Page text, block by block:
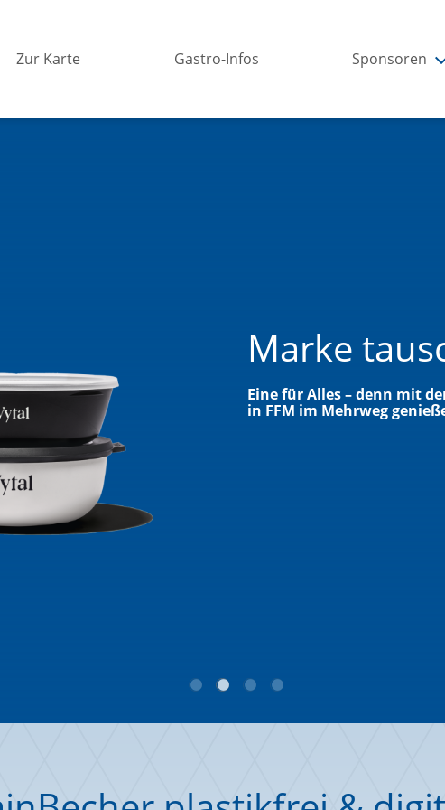
Externer Link zu
Zur Karte Externer Link zu
Gastro-Infos Sponsoren
Marke
Eine für Alles – denn mit
in FFM im Mehrweg